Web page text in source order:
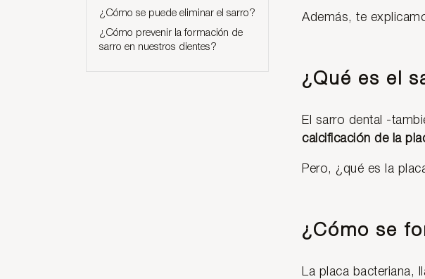
Además, te
¿Qué es el
El sarro dental -
calcificación de la
Pero, ¿qué es la
¿Cómo se
La placa bacteriana,
¿Cómo se puede eliminar el sarro?
¿Cómo prevenir la formación de
sarro en nuestros dientes?